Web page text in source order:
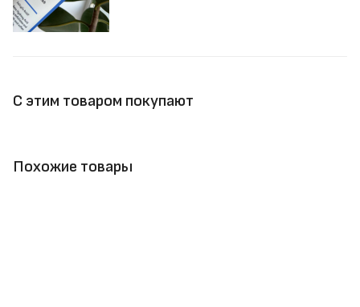
С этим товаром покупают
Похожие товары